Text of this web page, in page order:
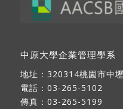
中原大學企業管理學系
地址： 320314桃園市中
電話：03-265-5102
傳真：03-265-5199